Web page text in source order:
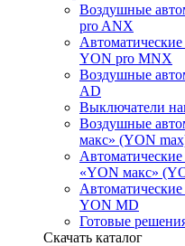
Воздушные
pro ANX
YON pro MNX
Воздушные
AD
Выключатели
Воздушные
макс» (YON
«YON макс»
YON MD
Готовые
Скачать каталог